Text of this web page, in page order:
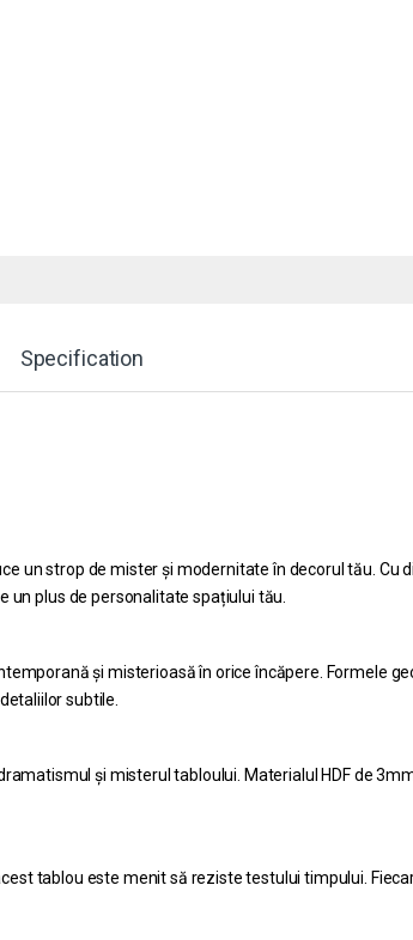
Specification
un strop de mister și modernitate în decorul tău. Cu
plus de personalitate spațiului tău.
și misterioasă în orice încăpere. Formele
subtile.
și misterul tabloului. Materialul HDF de
tablou este menit să reziste testului timpului.